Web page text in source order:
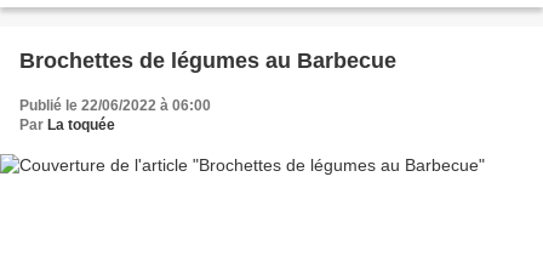
Brochettes de légumes au Barbecue
Publié le 22/06/2022 à 06:00
Par La toquée